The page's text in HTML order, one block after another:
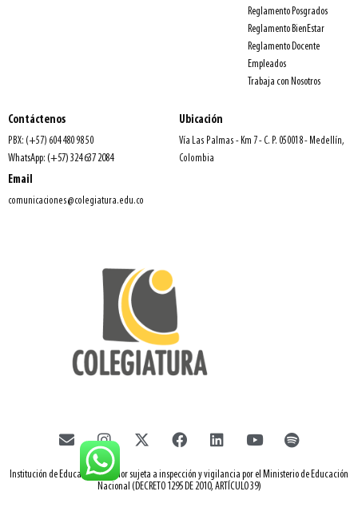
Reglamento Posgrados
Reglamento BienEstar
Reglamento Docente
Empleados
Trabaja con Nosotros
Contáctenos
PBX: (+57) 604 480 98 50
WhatsApp: (+57) 324 637 2084
Email
comunicaciones@colegiatura.edu.co
Ubicación
Vía Las Palmas - Km 7 - C. P. 050018 - Medellín,
Colombia
Institución de Educación Superior sujeta a inspección y vigilancia por el Ministerio de Educación
Nacional (DECRETO 1295 DE 2010, ARTÍCULO 39)